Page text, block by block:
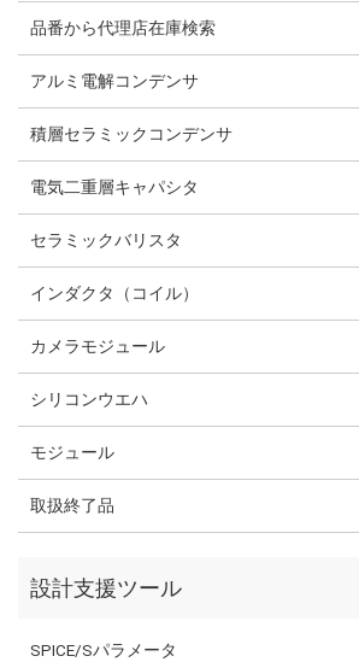
品番から代理店在庫検索
アルミ電解コンデンサ
積層セラミックコンデンサ
電気二重層キャパシタ
セラミックバリスタ
インダクタ（コイル）
カメラモジュール
シリコンウエハ
モジュール
取扱終了品
設計支援ツール
SPICE/Sパラメータ